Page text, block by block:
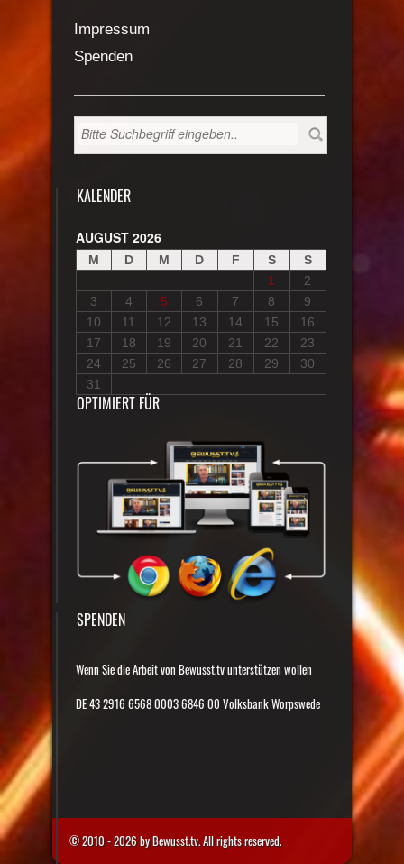
Impressum
Spenden
KALENDER
AUGUST 2026
M D M D F S
S
1
2
3
4 5 6 7 8
9
10
11 12 13 14 15
16
17
18 19 20 21 22
23
24
25 26 27 28 29
30
31
OPTIMIERT FÜR
SPENDEN
Wenn Sie die Arbeit von Bewusst.tv unterstützen wollen
DE 43 2916 6568 0003 6846 00 Volksbank Worpswede
© 2010 - 2026 by Bewusst.tv. All rights reserved.